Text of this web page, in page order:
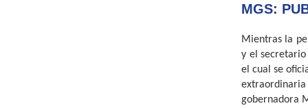
MGS:
Mientras la
y el
el cual se
gobernadora